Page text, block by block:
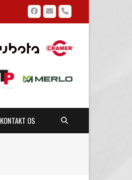
Facebook
EmailPhone
KONTAKT OS